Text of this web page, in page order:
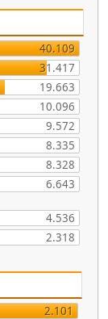
40.109
31.417
19.663
10.096
9.572
8.335
8.328
6.643
4.536
2.318
2.101